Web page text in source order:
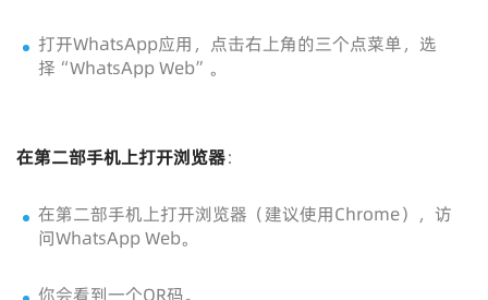
打开WhatsApp应用，点击右上角的三个点菜单，选
择“WhatsApp Web”。
在第二部手机上打开浏览器：
在第二部手机上打开浏览器（建议使用Chrome），访
问WhatsApp Web。
你会看到一个QR码。